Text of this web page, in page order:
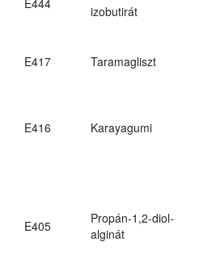
izobutirát
E417 Taramagliszt
E416 Karayagumi
E405
Propán-1,2-diol-
alginát